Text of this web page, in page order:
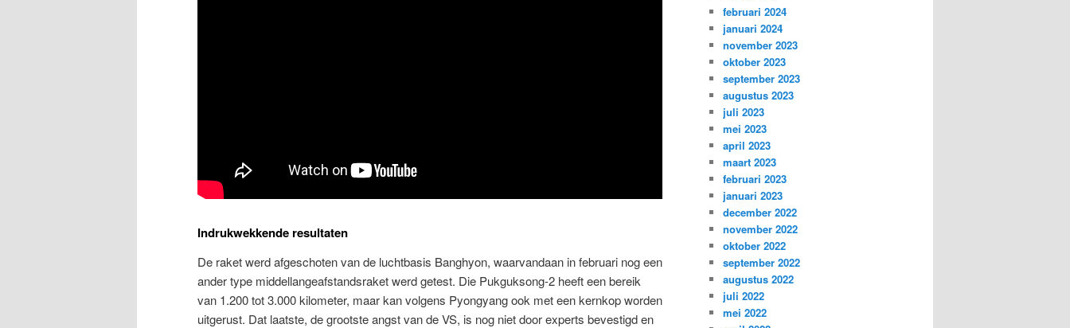
Indrukwekkende resultaten
De raket werd afgeschoten van de luchtbasis Banghyon, waarvandaan in februari nog een
ander type middellangeafstandsraket werd getest. Die Pukguksong-2 heeft een bereik
van 1.200 tot 3.000 kilometer, maar kan volgens Pyongyang ook met een kernkop worden
uitgerust. Dat laatste, de grootste angst van de VS, is nog niet door experts bevestigd en
februari 2024
januari 2024
november 2023
oktober 2023
september 2023
augustus 2023
juli 2023
mei 2023
april 2023
maart 2023
februari 2023
januari 2023
december 2022
november 2022
oktober 2022
september 2022
augustus 2022
juli 2022
mei 2022